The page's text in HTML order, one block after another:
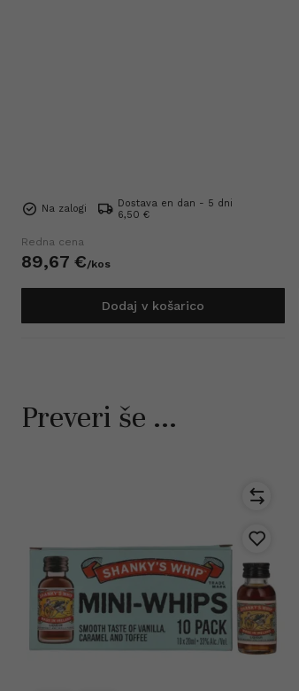
Na zalogi
Dostava en dan - 5 dni
6,50 €
Redna cena
89,67 €/kos
Dodaj v košarico
Preveri še ...